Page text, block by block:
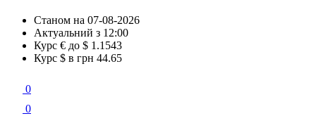
Станом на 07-08-2026
Актуальний з 12:00
Курс € до $ 1.1543
Курс $ в грн 44.65
0
0